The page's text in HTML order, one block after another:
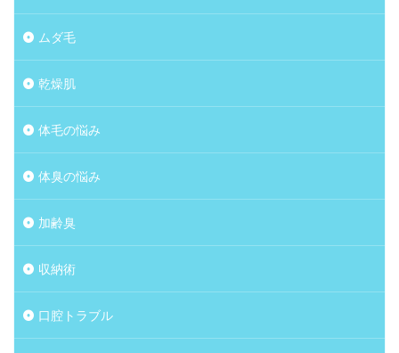
ムダ毛
乾燥肌
体毛の悩み
体臭の悩み
加齢臭
収納術
口腔トラブル